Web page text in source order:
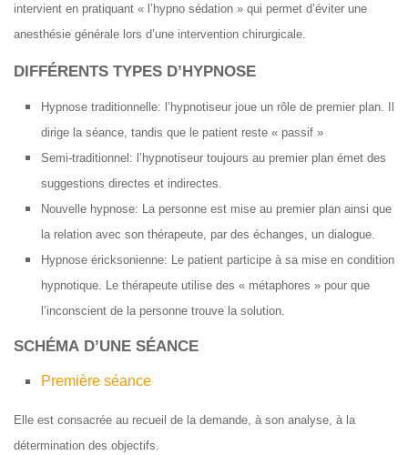
intervient en pratiquant « l’hypno sédation » qui permet d’éviter une
anesthésie générale lors d’une intervention chirurgicale.
DIFFÉRENTS TYPES D’HYPNOSE
Hypnose traditionnelle: l’hypnotiseur joue un rôle de premier plan. Il
dirige la séance, tandis que le patient reste « passif »
Semi-traditionnel: l’hypnotiseur toujours au premier plan émet des
suggestions directes et indirectes.
Nouvelle hypnose: La personne est mise au premier plan ainsi que
la relation avec son thérapeute, par des échanges, un dialogue.
Hypnose éricksonienne: Le patient participe à sa mise en condition
hypnotique. Le thérapeute utilise des « métaphores » pour que
l’inconscient de la personne trouve la solution.
SCHÉMA D’UNE SÉANCE
Première séance
Elle est consacrée au recueil de la demande, à son analyse, à la
détermination des objectifs.